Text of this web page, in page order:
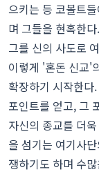
으키는 등 코볼트
며 그들을 현혹한
그를 신의 사도로
이렇게 '혼돈 신교'
확장하기 시작한
포인트를 얻고, 그
자신의 종교를 더
을 섬기는 여기사
쟁하기도 하며 수